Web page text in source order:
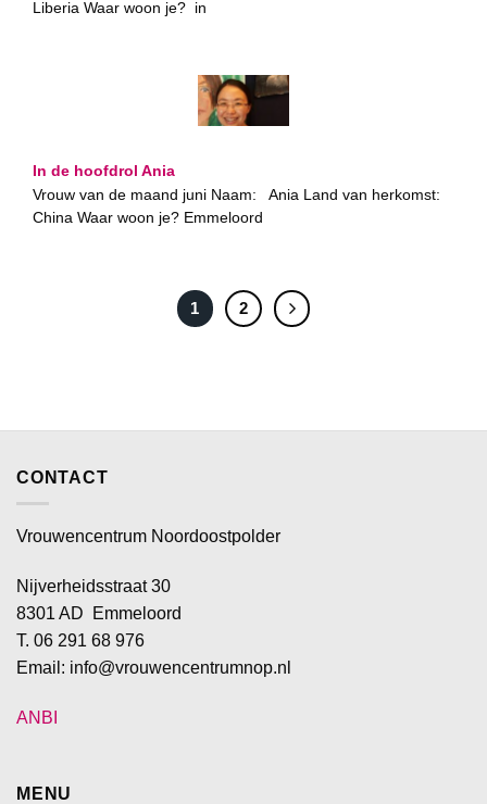
Liberia Waar woon je? in
In de hoofdrol Ania
Vrouw van de maand juni Naam: Ania Land van herkomst:
China Waar woon je? Emmeloord
1 2
CONTACT
Vrouwencentrum Noordoostpolder
Nijverheidsstraat 30
8301 AD Emmeloord
T. 06 291 68 976
Email: info@vrouwencentrumnop.nl
ANBI
MENU